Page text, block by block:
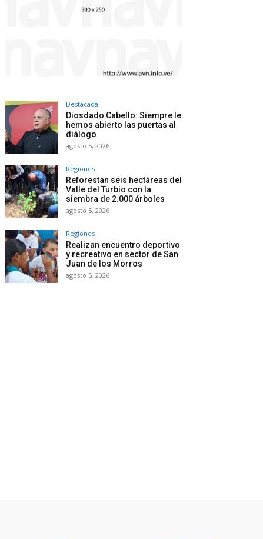
Destacada
Diosdado Cabello: Siempre le
hemos abierto las puertas al
diálogo
agosto 5, 2026
Regiones
Reforestan seis hectáreas del
Valle del Turbio con la
siembra de 2.000 árboles
agosto 5, 2026
Regiones
Realizan encuentro deportivo
y recreativo en sector de San
Juan de los Morros
agosto 5, 2026